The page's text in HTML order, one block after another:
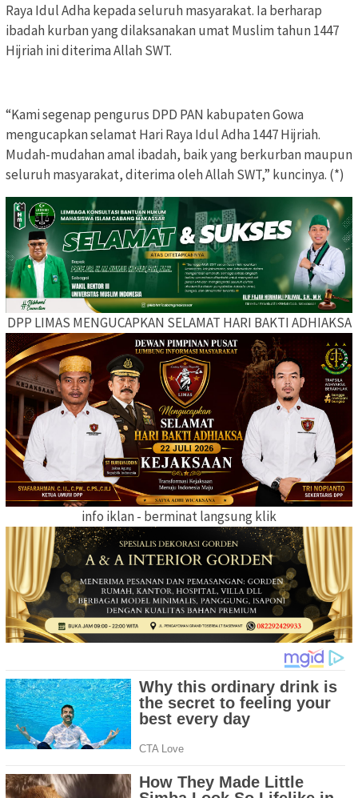
Raya Idul Adha kepada seluruh masyarakat. Ia berharap
ibadah kurban yang dilaksanakan umat Muslim tahun 1447
Hijriah ini diterima Allah SWT.
“Kami segenap pengurus DPD PAN kabupaten Gowa
mengucapkan selamat Hari Raya Idul Adha 1447 Hijriah.
Mudah-mudahan amal ibadah, baik yang berkurban maupun
seluruh masyarakat, diterima oleh Allah SWT,” kuncinya. (*)
DPP LIMAS MENGUCAPKAN SELAMAT HARI BAKTI ADHIAKSA
info iklan - berminat langsung klik